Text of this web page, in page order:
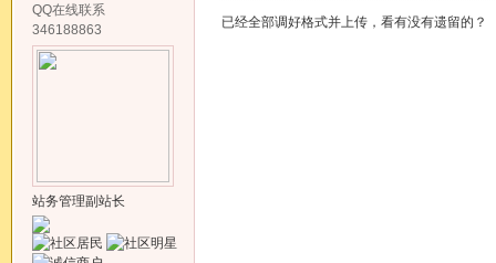
QQ在线联系
346188863
站务管理副站长
已经全部调好格式并上传，看有没有遗留的？